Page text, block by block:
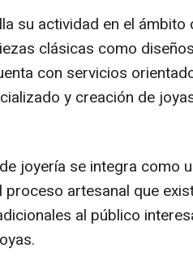
su actividad en el ámbito
clásicas como
con servicios
y creación de
joyería se integra como
artesanal que
al público